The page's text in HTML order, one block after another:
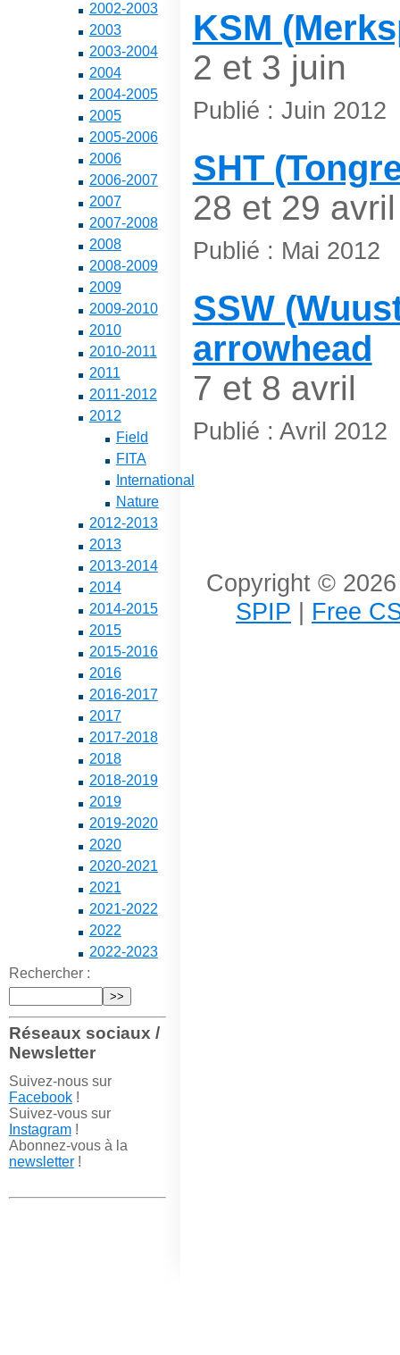
2002-2003
2003
2003-2004
2004
2004-2005
2005
2005-2006
2006
2006-2007
2007
2007-2008
2008
2008-2009
2009
2009-2010
2010
2010-2011
2011
2011-2012
2012
Field
FITA
International
Nature
2012-2013
2013
2013-2014
2014
2014-2015
2015
2015-2016
2016
2016-2017
2017
2017-2018
2018
2018-2019
2019
2019-2020
2020
2020-2021
2021
2021-2022
2022
2022-2023
Rechercher :
Réseaux sociaux /
Newsletter
Suivez-nous sur
Facebook!
Suivez-vous sur
Instagram!
Abonnez-vous à la
newsletter!
KSM
2 et 3 juin
Publié : Juin 2012
SHT
28 et 29 avril
Publié : Mai 2012
SSW
arrowhead
7 et 8 avril
Publié : Avril 2012
Copyright ©
SPIP | Free